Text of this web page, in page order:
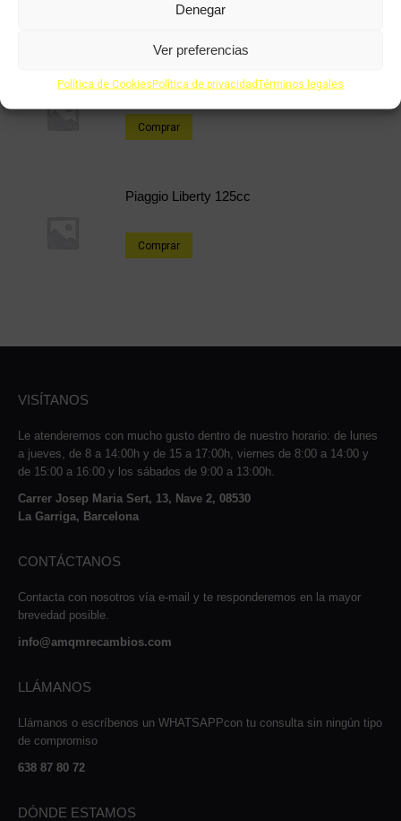
Denegar
Ver preferencias
Política de CookiesPolítica de privacidadTérminos legales
Comprar
Piaggio Liberty 125cc
Comprar
Piaggio Liberty 125cc
Comprar
VISÍTANOS
Le atenderemos con mucho gusto dentro de nuestro horario: de lunes
a jueves, de 8 a 14:00h y de 15 a 17:00h, viernes de 8:00 a 14:00 y
de 15:00 a 16:00 y los sábados de 9:00 a 13:00h.
Carrer Josep Maria Sert, 13, Nave 2, 08530
La Garriga, Barcelona
CONTÁCTANOS
Contacta con nosotros vía e-mail y te responderemos en la mayor
brevedad posible.
info@amqmrecambios.com
LLÁMANOS
Llámanos o escríbenos un WHATSAPPcon tu consulta sin ningún tipo
de compromiso
638 87 80 72
DÓNDE ESTAMOS